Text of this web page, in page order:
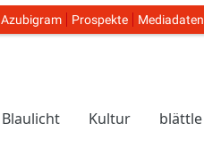
Azubigram Prospekte Mediadaten
Blaulicht Kultur blättle